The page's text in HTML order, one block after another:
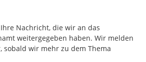
Nachricht, die wir an das
weitergegeben haben. Wir melden
sobald wir mehr zu dem Thema